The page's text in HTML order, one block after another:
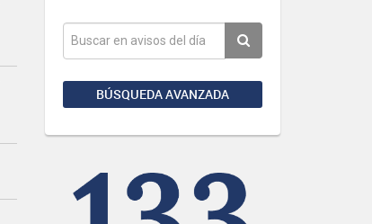
BÚSQUEDA AVANZADA